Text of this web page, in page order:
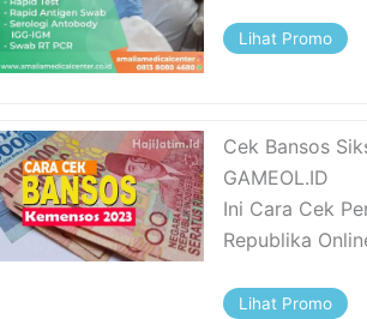
Lihat Promo
Cek Bansos
GAMEOL.ID
Ini Cara Cek
Republika
Lihat Promo